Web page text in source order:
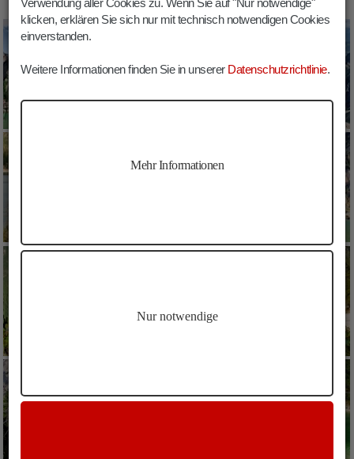
klicken, erklären Sie sich nur mit technisch notwendigen Cookies
einverstanden.
Weitere Informationen finden Sie in unserer Datenschutzrichtlinie.
Mehr Informationen
Nur notwendige